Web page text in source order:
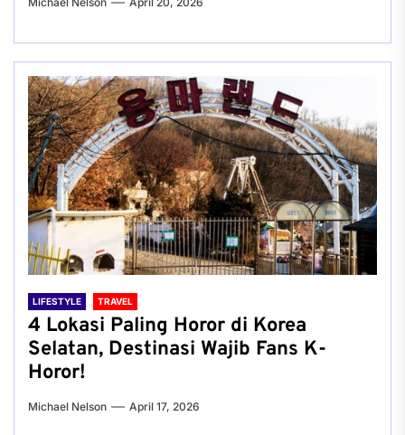
LIFESTYLE TRAVEL
4 Lokasi Paling Horor di Korea
Selatan, Destinasi Wajib Fans K-
Horor!
Michael Nelson April 17, 2026